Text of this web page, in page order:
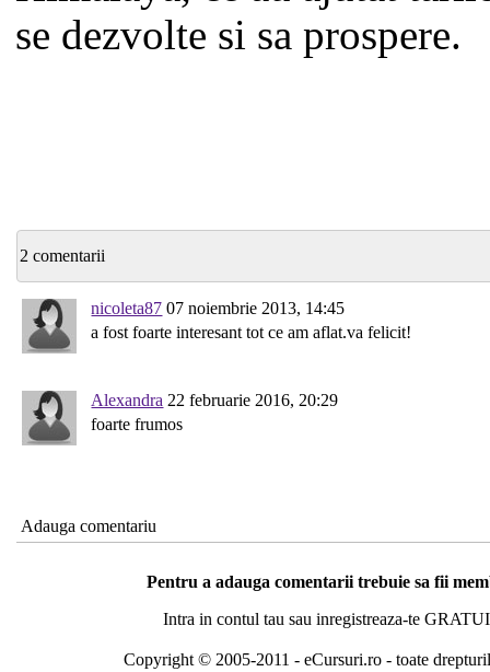
se dezvolte si sa prospere.
2 comentarii
nicoleta87 07 noiembrie 2013, 14:45
a fost foarte interesant tot ce am aflat.va felicit!
Alexandra 22 februarie 2016, 20:29
foarte frumos
Adauga comentariu
Pentru a adauga comentarii trebuie sa fii
Intra in contul tau sau inregistreaza-te
Copyright © 2005-2011 - eCursuri.ro - toate